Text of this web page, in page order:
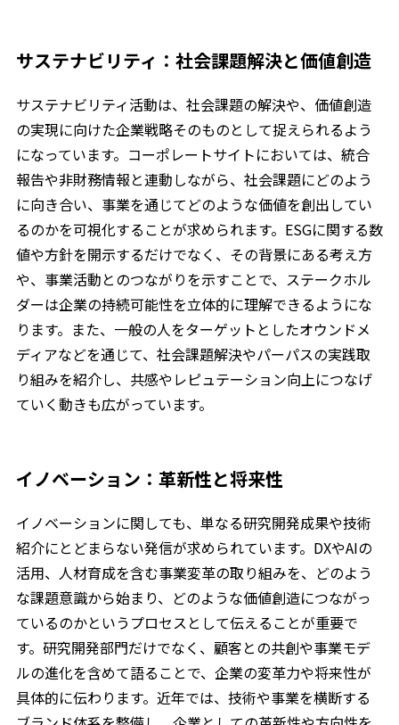
サステナビリティ：社会課題解決と価値創造
サステナビリティ活動は、社会課題の解決や、価値創造
の実現に向けた企業戦略そのものとして捉えられるよう
になっています。コーポレートサイトにおいては、統合
報告や非財務情報と連動しながら、社会課題にどのよう
に向き合い、事業を通じてどのような価値を創出してい
るのかを可視化することが求められます。ESGに関する数
値や方針を開示するだけでなく、その背景にある考え方
や、事業活動とのつながりを示すことで、ステークホル
ダーは企業の持続可能性を立体的に理解できるようにな
ります。また、一般の人をターゲットとしたオウンドメ
ディアなどを通じて、社会課題解決やパーパスの実践取
り組みを紹介し、共感やレピュテーション向上につなげ
ていく動きも広がっています。
イノベーション：革新性と将来性
イノベーションに関しても、単なる研究開発成果や技術
紹介にとどまらない発信が求められています。DXやAIの
活用、人材育成を含む事業変革の取り組みを、どのよう
な課題意識から始まり、どのような価値創造につながっ
ているのかというプロセスとして伝えることが重要で
す。研究開発部門だけでなく、顧客との共創や事業モデ
ルの進化を含めて語ることで、企業の変革力や将来性が
具体的に伝わります。近年では、技術や事業を横断する